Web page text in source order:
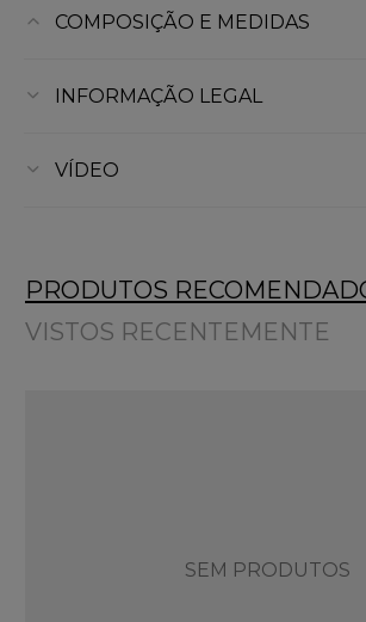
COMPOSIÇÃO E MEDIDAS
INFORMAÇÃO LEGAL
VÍDEO
PRODUTOS
VISTOS RECENTEMENTE
SEM PRODUTOS